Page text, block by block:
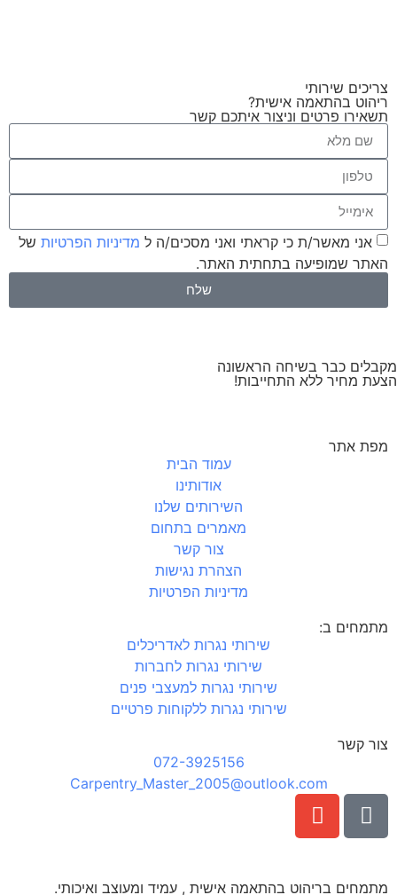
צריכים שירותי
ריהוט בהתאמה אישית?
תשאירו פרטים וניצור איתכם קשר
אני מאשר/ת כי קראתי ואני מסכים/ה ל מדיניות הפרטיות של
האתר שמופיעה בתחתית האתר.
שלח
מקבלים כבר בשיחה הראשונה
הצעת מחיר ללא התחייבות!
מפת אתר
עמוד הבית
אודותינו
השירותים שלנו
מאמרים בתחום
צור קשר
הצהרת נגישות
מדיניות הפרטיות
מתמחים ב:
שירותי נגרות לאדריכלים
שירותי נגרות לחברות
שירותי נגרות למעצבי פנים
שירותי נגרות ללקוחות פרטיים
צור קשר
072-3925156
Carpentry_Master_2005@outlook.com
מתמחים בריהוט בהתאמה אישית , עמיד ומעוצב ואיכותי.